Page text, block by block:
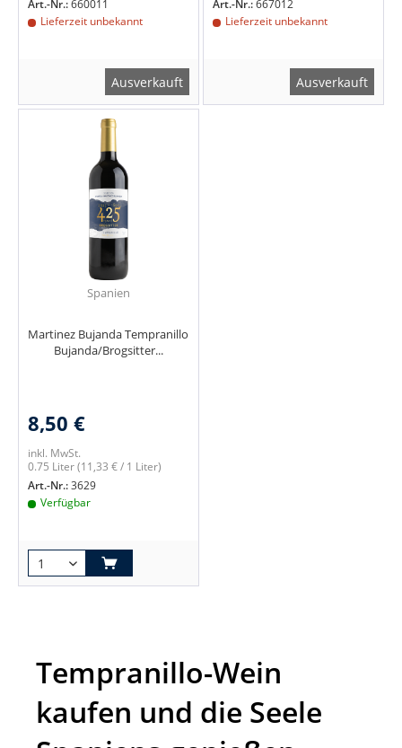
Art.-Nr.:660011
Lieferzeit unbekannt
Ausverkauft
Art.-Nr.:667012
Lieferzeit unbekannt
Ausverkauft
Spanien
Martinez Bujanda Tempranillo
Bujanda/Brogsitter...
8,50 €
inkl. MwSt.
0.75 Liter(11,33 € / 1 Liter)
Art.-Nr.:3629
Verfügbar
Tempranillo-Wein
kaufen und die Seele